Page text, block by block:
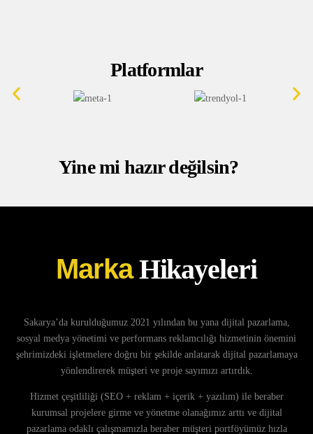
Platformlar
Yine mi hazır değilsin?
Marka Hikayeleri
Sakarya’da kurulduğumuz 2021 yılından bu yana dijital pazarlama,
sosyal medya yönetimi ve performans reklamcılığı hizmetinin önemini
şehrimizdeki işletmelere doğru bir şekilde anlatarak dijital pazarlamaya
yönlendirerek müşteri ve proje sayımızı artırdık.
Hizmet çeşitliliği (SEO + reklam + içerik + yazılım) ile beraber
kurumsal projelere girme ve yönetme olanağımız arttı ve dijital
pazarlama odaklı çalışmamızla beraber müşteri portföyümüz hızla